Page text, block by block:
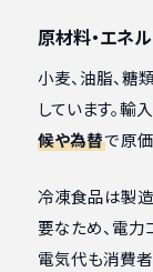
原材料・エネ
小麦、油脂、糖
しています。輸
候や為替で原
冷凍食品は製
要なため、電力
電気代も消費